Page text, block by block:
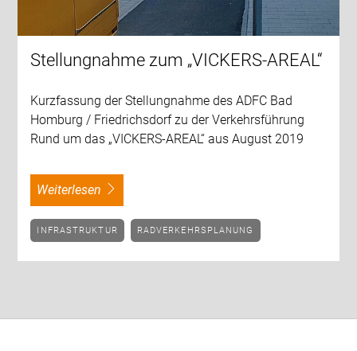
Stellungnahme zum „VICKERS-AREAL“
Kurzfassung der Stellungnahme des ADFC Bad
Homburg / Friedrichsdorf zu der Verkehrsführung
Rund um das „VICKERS-AREAL“ aus August 2019
weiterlesen
INFRASTRUKTUR RADVERKEHRSPLANUNG